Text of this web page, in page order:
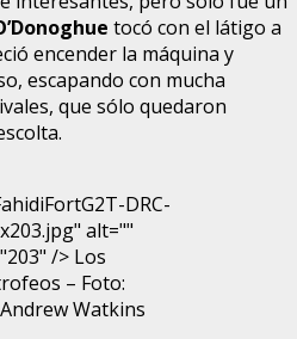
tocó con el látigo a
encender la máquina y
escapando con mucha
que sólo quedaron
DRC-
alt=""
/> Los
– Foto:
Watkins